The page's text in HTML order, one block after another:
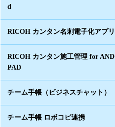
d
RICOH カンタン名刺電子化アプリ
RICOH カンタン施工管理 for AND
PAD
チーム手帳（ビジネスチャット）
チーム手帳 ロボコピ連携